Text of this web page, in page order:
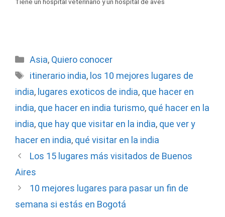
Categorías
Asia, Quiero conocer
Etiquetas
itinerario india, los 10 mejores lugares de
india, lugares exoticos de india, que hacer en
india, que hacer en india turismo, qué hacer en la
india, que hay que visitar en la india, que ver y
hacer en india, qué visitar en la india
Los 15 lugares más visitados de Buenos
Aires
10 mejores lugares para pasar un fin de
semana si estás en Bogotá